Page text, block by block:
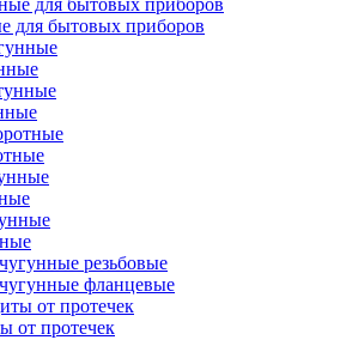
для бытовых приборов
резьбовые
фланцевые
от протечек